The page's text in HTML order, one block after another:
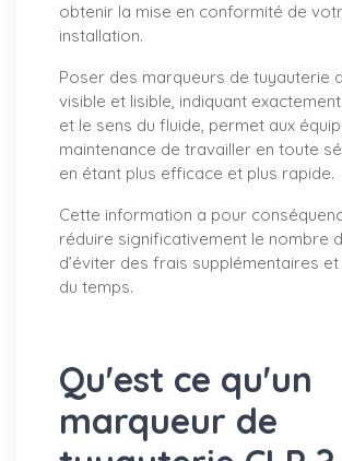
obtenir la mise en conformité de
installation.
Poser des marqueurs de tuyauterie
visible et lisible, indiquant
et le sens du fluide, permet aux
maintenance de travailler en toute
en étant plus efficace et plus rapide.
Cette information a pour
réduire significativement le nombre
d’éviter des frais supplémentaires
du temps.
Qu'est ce qu'un
marqueur de